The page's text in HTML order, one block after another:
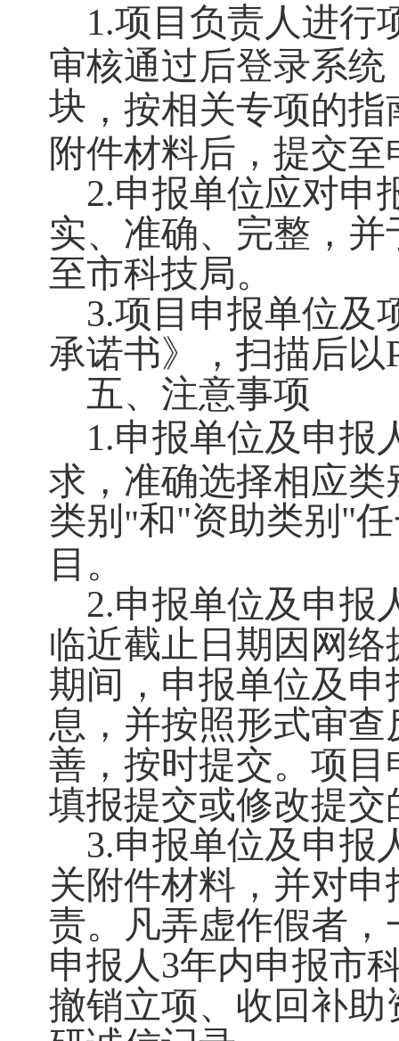
1.项目负责人进行
审核通过后登录系统
块 ，按相关专项的
附件材料后，提交
2.申报单位应对申
实、准确、完整，
至市科技局。
3.项目申报单位及
承诺书》，扫描后以
五、注意事项
1.申报单位及申报
求，准确选择相应
类别 "和"资助类别"
目。
2.申报单位及申报
临近截止日期因网
期间，申报单位及
息，并按照形式审
善，按时提交。项
填报提交或修改提
3.申报单位及申报
关附件材料，并对
责。凡弄虚作假者
申报人3年内申报市
撤销立项、收回补